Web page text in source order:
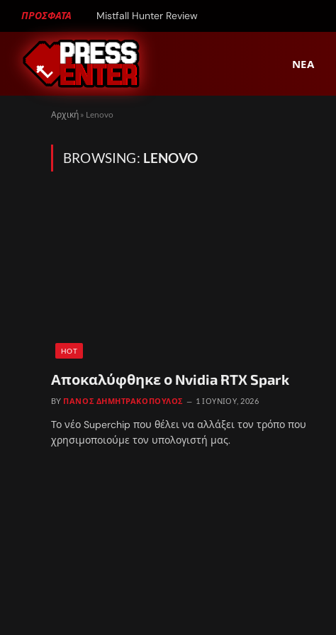
ΠΡΟΣΦΑΤΑ Mistfall Hunter Review
ΝΈΑ
Αρχική » Lenovo
BROWSING: LENOVO
HOT
Αποκαλύφθηκε ο Nvidia RTX Spark
BY ΠΆΝΟΣ ΔΗΜΗΤΡΑΚΌΠΟΥΛΟΣ 1 ΙΟΥΝΊΟΥ, 2026
Το νέο Superchip που θέλει να αλλάξει τον τρόπο που
χρησιμοποιούμε τον υπολογιστή μας.